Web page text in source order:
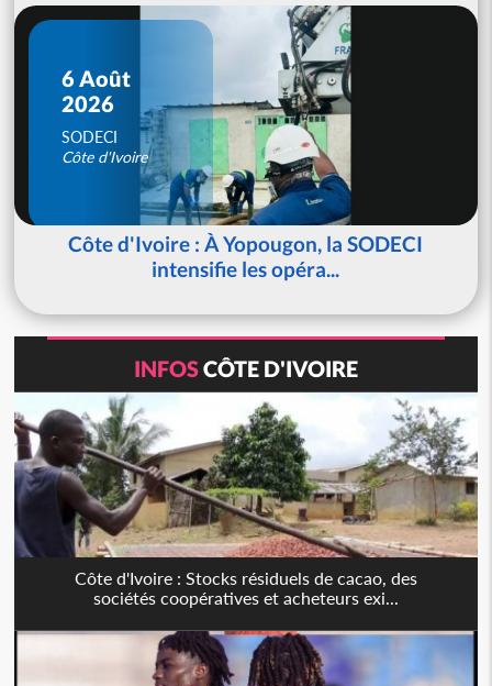
6 Août
2026
SODECI
Côte d'Ivoire
Côte d'Ivoire : À Yopougon, la SODECI
intensifie les opéra...
INFOSCÔTE D'IVOIRE
Côte d'Ivoire : Stocks résiduels de cacao, des
sociétés coopératives et acheteurs exi...